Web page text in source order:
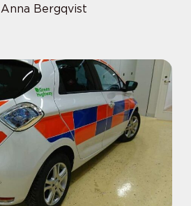
Anna Bergqvist